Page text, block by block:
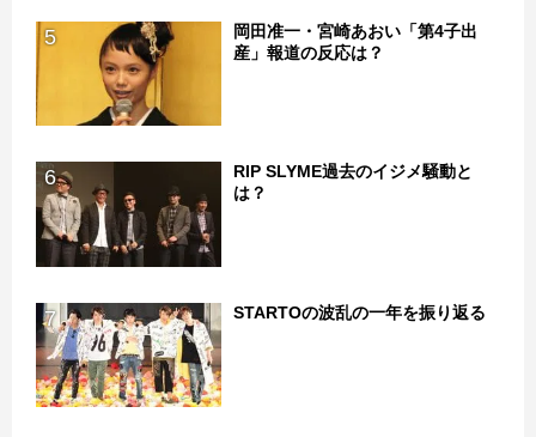
5
岡田准一・宮崎あおい「第4子出
産」報道の反応は？
6
RIP SLYME過去のイジメ騒動と
は？
7 STARTOの波乱の一年を振り返る